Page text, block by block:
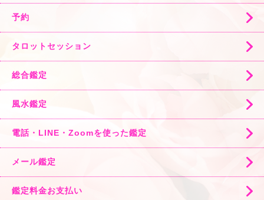
予約
タロットセッション
総合鑑定
風水鑑定
電話・LINE・Zoomを使った鑑定
メール鑑定
鑑定料金お支払い